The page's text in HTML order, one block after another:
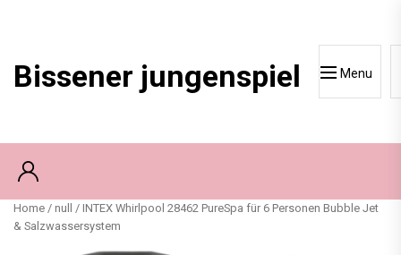
Bissener jungenspiel Menu
Home / null
/ INTEX Whirlpool 28462 PureSpa für 6 Personen Bubble Jet
& Salzwassersystem